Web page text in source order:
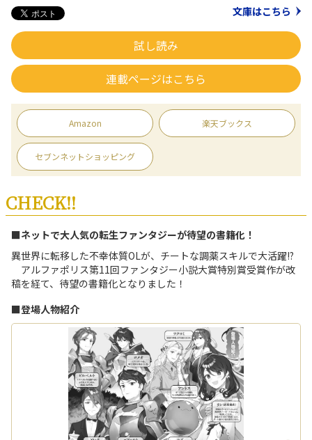
文庫はこちら
試し読み
連載ページはこちら
Amazon 楽天ブックス
セブンネットショッピング
CHECK!!
■ネットで大人気の転生ファンタジーが待望の書籍化！
異世界に転移した不幸体質OLが、チートな調薬スキルで大活躍!?
アルファポリス第11回ファンタジー小説大賞特別賞受賞作が改
稿を経て、待望の書籍化となりました！
■登場人物紹介